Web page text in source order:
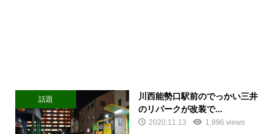
話題
川西能勢口駅前のでっかい三井
のリパークが改装で...
2020.11.13 1,996 views